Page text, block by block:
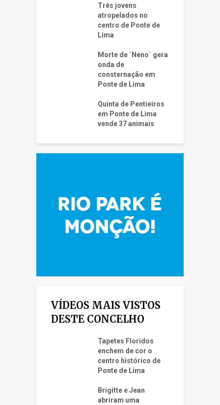
Três jovens
atropelados no
centro de Ponte de
Lima
Morte de ´Neno` gera
onda de
consternação em
Ponte de Lima
Quinta de Pentieiros
em Ponte de Lima
vende 37 animais
VÍDEOS MAIS VISTOS
DESTE CONCELHO
Tapetes Floridos
enchem de cor o
centro histórico de
Ponte de Lima
Brigitte e Jean
abriram uma